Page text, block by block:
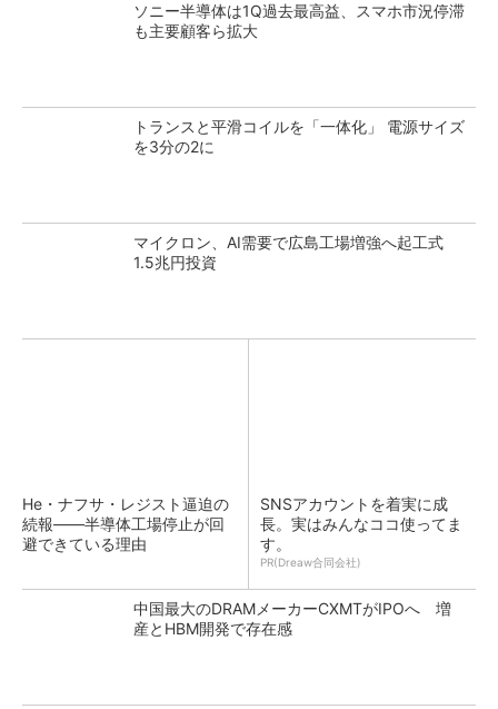
ソニー半導体は1Q過去最高益、スマホ市況停滞
も主要顧客ら拡大
トランスと平滑コイルを「一体化」 電源サイズ
を3分の2に
マイクロン、AI需要で広島工場増強へ起工式
1.5兆円投資
He・ナフサ・レジスト逼迫の
続報――半導体工場停止が回
避できている理由
SNSアカウントを着実に成
長。実はみんなココ使ってま
す。
PR(Dreaw合同会社)
中国最大のDRAMメーカーCXMTがIPOへ 増
産とHBM開発で存在感